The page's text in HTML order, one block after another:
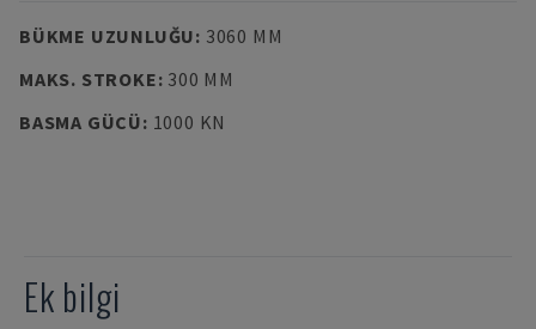
BÜKME UZUNLUĞU: 3060 MM
MAKS. STROKE: 300 MM
BASMA GÜCÜ: 1000 KN
Ek bilgi